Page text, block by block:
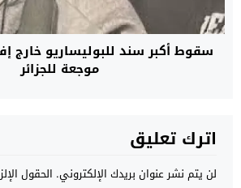
سقوط أكبر سند للبوليساريو خارج
موجعة للجزائر
اترك تعليق
لن يتم نشر عنوان بريدك الإلكتروني. الحقول